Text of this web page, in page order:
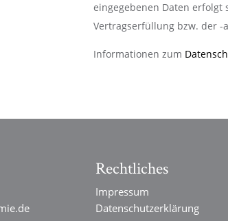
eingegebenen Daten
Vertragserfüllung bzw. der -
Informationen zum
Rechtliches
Impressum
Datenschutzerklärung